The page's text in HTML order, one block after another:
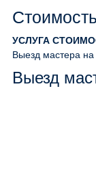
УСЛУГА
Выезд мастера
Выезд